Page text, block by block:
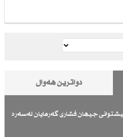
دواترین هەواڵ
جیهان فشاری گەرمایان لەسەرە